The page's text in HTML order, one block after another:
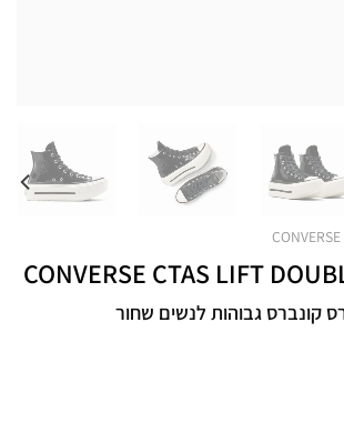
CONVERSE
CONVERSE CTAS LIFT
קונברס גבוהות לנשים שחור